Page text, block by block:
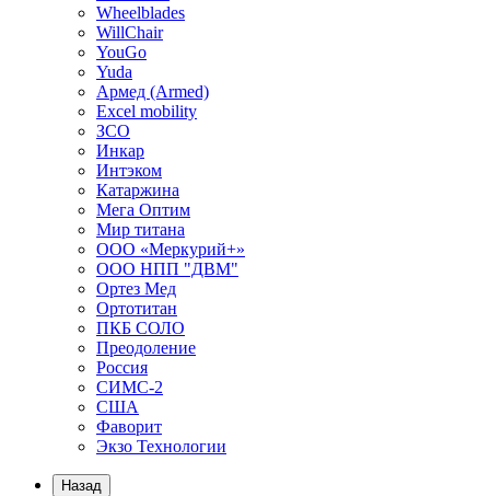
Wheelblades
WillChair
YouGo
Yuda
Армед (Armed)
Еxcel mobility
ЗСО
Инкар
Интэком
Катаржина
Мега Оптим
Мир титана
ООО «Меркурий+»
ООО НПП "ДВМ"
Ортез Мед
Ортотитан
ПКБ СОЛО
Преодоление
Россия
СИМС-2
США
Фаворит
Экзо Технологии
Назад